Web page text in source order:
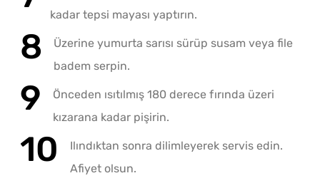
kadar tepsi mayası yaptırın.
Üzerine yumurta sarısı sürüp susam veya file
badem serpin.
Önceden ısıtılmış 180 derece fırında üzeri
kızarana kadar pişirin.
Ilındıktan sonra dilimleyerek servis edin.
Afiyet olsun.